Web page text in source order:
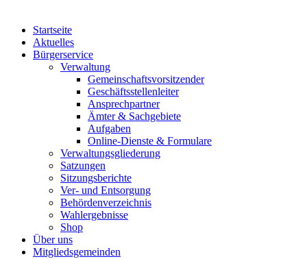
Startseite
Aktuelles
Bürgerservice
Verwaltung
Gemeinschaftsvorsitzender
Geschäftsstellenleiter
Ansprechpartner
Ämter & Sachgebiete
Aufgaben
Online-Dienste & Formulare
Verwaltungsgliederung
Satzungen
Sitzungsberichte
Ver- und Entsorgung
Behördenverzeichnis
Wahlergebnisse
Shop
Über uns
Mitgliedsgemeinden